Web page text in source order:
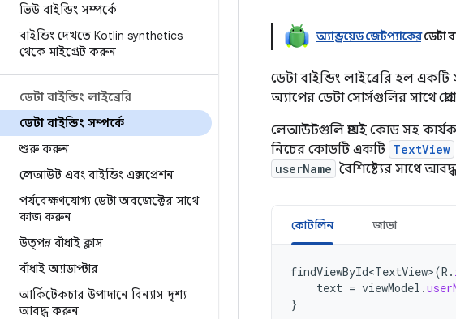
ভিউ বাইন্ডিং সম্পর্কে
বাইন্ডিং দেখতে Kotlin synthetics
থেকে মাইগ্রেট করুন
ডেটা বাইন্ডিং লাইব্রেরি
ডেটা বাইন্ডিং সম্পর্কে
শুরু করুন
লেআউট এবং বাইন্ডিং এক্সপ্রেশন
পর্যবেক্ষণযোগ্য ডেটা অবজেক্টের সাথে
কাজ করুন
উত্পন্ন বাঁধাই ক্লাস
বাঁধাই অ্যাডাপ্টার
আর্কিটেকচার উপাদানে বিন্যাস দৃশ্য
আবদ্ধ করুন
অ্যান্ড্রয়েড জেটপ্যাকেরডেটা
ডেটা বাইন্ডিং লাইব্রেরি হল
অ্যাপের ডেটা সোর্সগুলির সাথে
লেআউটগুলি প্রায়ই কোড সহ
নিচের কোডটি একটি TextView
userName বৈশিষ্ট্যের সাথে
কোটলিন জাভা
findViewById<TextView>(R .
text = viewModel .
}